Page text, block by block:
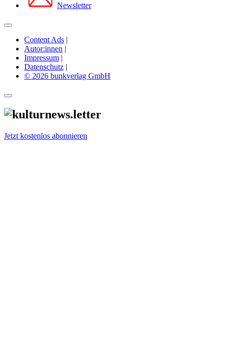
Newsletter
Content Ads |
Autor:innen |
Impressum |
Datenschutz |
© 2026 bunkverlag GmbH
Jetzt kostenlos abonnieren